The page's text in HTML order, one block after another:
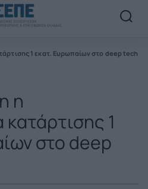
1 εκατ. Ευρωπαίων στο deep tech
η
1
στο deep